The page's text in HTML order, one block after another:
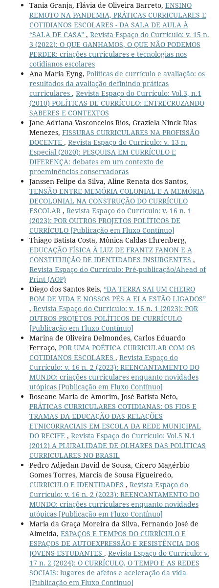
Tania Granja, Flávia de Oliveira Barreto, ENSINO
REMOTO NA PANDEMIA, PRÁTICAS CURRICULARES E
COTIDIANOS ESCOLARES - DA SALA DE AULA À
“SALA DE CASA” , Revista Espaço do Currículo: v. 15 n.
3 (2022): O QUE GANHAMOS, O QUE NÃO PODEMOS
PERDER: criações curriculares e tecnologias nos
cotidianos escolares
Ana Maria Eyng, Políticas de currículo e avaliação: os
resultados da avaliação definindo práticas
curriculares , Revista Espaço do Currículo: Vol.3, n.1
(2010) POLÍTICAS DE CURRÍCULO: ENTRECRUZANDO
SABERES E CONTEXTOS
Jane Adriana Vasconcelos Rios, Graziela Ninck Dias
Menezes, FISSURAS CURRICULARES NA PROFISSÃO
DOCENTE , Revista Espaço do Currículo: v. 13 n.
Especial (2020): PESQUISA EM CURRÍCULO E
DIFERENÇA: debates em um contexto de
proeminências conservadoras
Janssen Felipe da Silva, Aline Renata dos Santos,
TENSÃO ENTRE MEMÓRIA COLONIAL E A MEMÓRIA
DECOLONIAL NA CONSTRUÇÃO DO CURRÍCULO
ESCOLAR, Revista Espaço do Currículo: v. 16 n. 1
(2023): POR OUTROS PROJETOS POLÍTICOS DE
CURRÍCULO [Publicação em Fluxo Contínuo]
Thiago Batista Costa, Mônica Caldas Ehrenberg,
EDUCAÇÃO FÍSICA À LUZ DE FRANTZ FANON E A
CONSTITUIÇÃO DE IDENTIDADES INSURGENTES ,
Revista Espaço do Currículo: Pré-publicação/Ahead of
Print (AOP)
Diego dos Santos Reis, “DA TERRA SAI UM CHEIRO
BOM DE VIDA E NOSSOS PÉS A ELA ESTÃO LIGADOS”
, Revista Espaço do Currículo: v. 16 n. 1 (2023): POR
OUTROS PROJETOS POLÍTICOS DE CURRÍCULO
[Publicação em Fluxo Contínuo]
Marina de Oliveira Delmondes, Carlos Eduardo
Ferraço, POR UMA POÉTICA CURRICULAR COM OS
COTIDIANOS ESCOLARES , Revista Espaço do
Currículo: v. 16 n. 2 (2023): REENCANTAMENTO DO
MUNDO: criações curriculares enquanto novidades
utópicas [Publicação em Fluxo Contínuo]
Roseane Maria de Amorim, José Batista Neto,
PRÁTICAS CURRICULARES COTIDIANAS: OS FIOS E
TRAMAS DA EDUCAÇÃO DAS RELAÇÕES
ETNICORRACIAIS EM ESCOLA DA REDE MUNICIPAL
DO RECIFE , Revista Espaço do Currículo: Vol.5 N.1
(2012) A PLURALIDADE DE OLHARES DAS POLÍTICAS
CURRICULARES NO BRASIL
Pedro Adjedan David de Sousa, Cícero Magérbio
Gomes Torres, Marcia de Sousa Figueiredo,
CURRICULO E IDENTIDADES , Revista Espaço do
Currículo: v. 16 n. 2 (2023): REENCANTAMENTO DO
MUNDO: criações curriculares enquanto novidades
utópicas [Publicação em Fluxo Contínuo]
Maria da Graça Moreira da Silva, Fernando José de
Almeida, ESPAÇOS E TEMPOS DO CURRÍCULO E
ESPAÇOS DE AUTOEXPRESSÃO E RESISTÊNCIA DOS
JOVENS ESTUDANTES , Revista Espaço do Currículo: v.
17 n. 2 (2024): O CURRÍCULO, O TEMPO E AS REDES
SOCIAIS: lugares de afetos e aceleração da vida
[Publicação em Fluxo Contínuo]